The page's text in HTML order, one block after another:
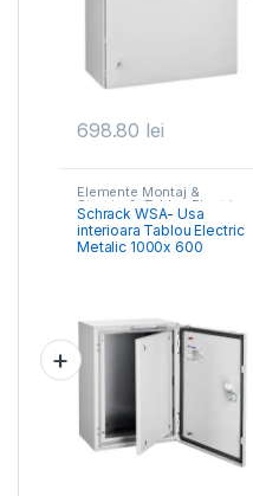
698.80 lei
Elemente Montaj &
Structură- Tablou Electric
Tablouri Electrice
Comercial & Industrial
Schrack WSA- Usa
interioara Tablou Electric
Metalic 1000x 600